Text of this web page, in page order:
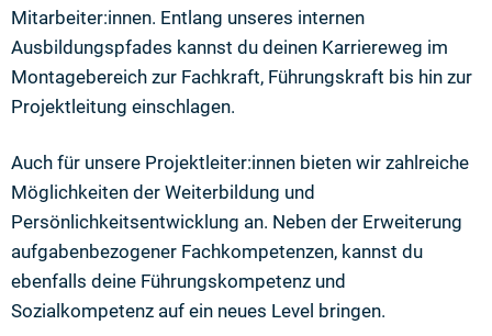
Mitarbeiter:innen. Entlang unseres internen
Ausbildungspfades kannst du deinen Karriereweg im
Montagebereich zur Fachkraft, Führungskraft bis hin zur
Projektleitung einschlagen.
Auch für unsere Projektleiter:innen bieten wir zahlreiche
Möglichkeiten der Weiterbildung und
Persönlichkeitsentwicklung an. Neben der Erweiterung
aufgabenbezogener Fachkompetenzen, kannst du
ebenfalls deine Führungskompetenz und
Sozialkompetenz auf ein neues Level bringen.